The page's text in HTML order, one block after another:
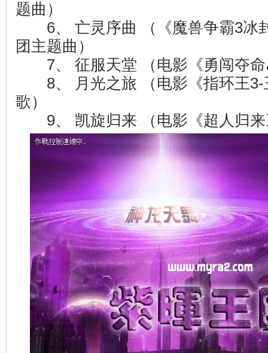
题曲）
6、 亡灵序曲 （《魔兽争霸3冰
团主题曲）
7、 征服天堂 （电影《勇闯夺命
8、 月光之旅 （电影《指环王3-
歌）
9、 凯旋归来 （电影《超人归来